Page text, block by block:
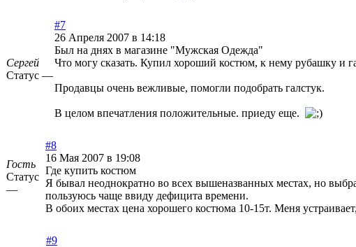
Сергей
Статус —
#7
26 Апреля 2007 в 14:18
Был на днях в магазине "Мужская Одежда"
Что могу сказать. Купил хороший костюм, к нему рубашку и
Продавцы очень вежливые, помогли подобрать галстук.
В целом впечатления положительные. приеду еще.
Гость
Статус
—
#8
16 Мая 2007 в 19:08
Где купить костюм
Я бывал неоднократно во всех вышеназванных местах, но
пользуюсь чаще ввиду дефицита времени.
В обоих местах цена хорошего костюма 10-15т. Меня
#9